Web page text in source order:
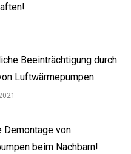
Beeinträchtigung durch
Luftwärmepumpen
Demontage von
beim Nachbarn!